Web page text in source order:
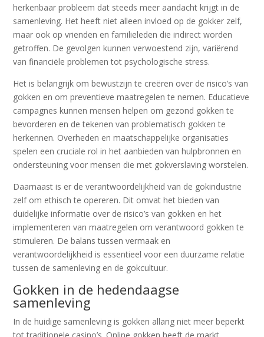
herkenbaar probleem dat steeds meer aandacht krijgt in de
samenleving. Het heeft niet alleen invloed op de gokker zelf,
maar ook op vrienden en familieleden die indirect worden
getroffen. De gevolgen kunnen verwoestend zijn, variërend
van financiële problemen tot psychologische stress.
Het is belangrijk om bewustzijn te creëren over de risico’s van
gokken en om preventieve maatregelen te nemen. Educatieve
campagnes kunnen mensen helpen om gezond gokken te
bevorderen en de tekenen van problematisch gokken te
herkennen. Overheden en maatschappelijke organisaties
spelen een cruciale rol in het aanbieden van hulpbronnen en
ondersteuning voor mensen die met gokverslaving worstelen.
Daarnaast is er de verantwoordelijkheid van de gokindustrie
zelf om ethisch te opereren. Dit omvat het bieden van
duidelijke informatie over de risico’s van gokken en het
implementeren van maatregelen om verantwoord gokken te
stimuleren. De balans tussen vermaak en
verantwoordelijkheid is essentieel voor een duurzame relatie
tussen de samenleving en de gokcultuur.
Gokken in de hedendaagse
samenleving
In de huidige samenleving is gokken allang niet meer beperkt